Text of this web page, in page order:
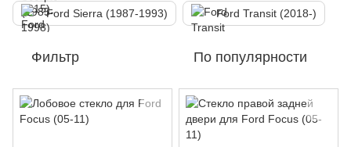
Ford Sierra (1987-1993) Ford Transit (2018-)
Фильтр По популярности